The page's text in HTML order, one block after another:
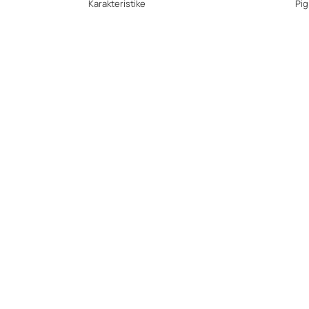
Karakteristike